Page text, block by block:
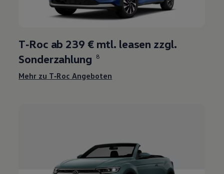
T‑Roc ab 239 € mtl. leasen zzgl.
Sonderzahlung
8
Mehr zu T‑Roc Angeboten